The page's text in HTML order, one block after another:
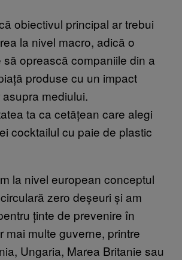
obiectivul principal ar trebui
la nivel macro, adică o
să oprească companiile din a
produse cu un impact
mediului.
ta ca cetățean care alegi
cocktailul cu paie de plastic
la nivel european conceptul
zero deșeuri și am
ținte de prevenire în
mai multe guverne, printre
Ungaria, Marea Britanie sau